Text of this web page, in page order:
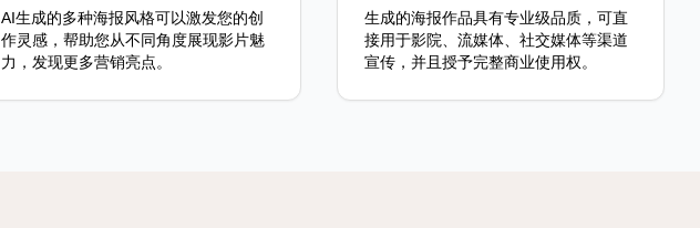
AI生成的多种海报风格可以激发您的创
作灵感，帮助您从不同角度展现影片魅
力，发现更多营销亮点。
生成的海报作品具有专业级品质，可直
接用于影院、流媒体、社交媒体等渠道
宣传，并且授予完整商业使用权。